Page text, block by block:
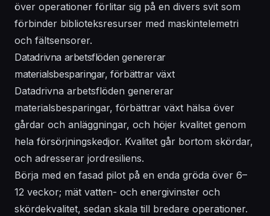
över operationer förlitar sig på en divers svit som
förbinder biblioteksresurser med maskintelemetri
och fältsensorer.
Datadrivna arbetsflöden genererar
materialsbesparingar, förbättrar växt
Datadrivna arbetsflöden genererar
materialsbesparingar, förbättrar växt hälsa över
gårdar och anläggningar, och höjer kvalitet genom
hela försörjningskedjor. Kvalitet går bortom skördar,
och adresserar jordresiliens.
Börja med en fasad pilot på en enda gröda över 6–
12 veckor; mät vatten- och energivinster och
skördekvalitet, sedan skala till bredare operationer.